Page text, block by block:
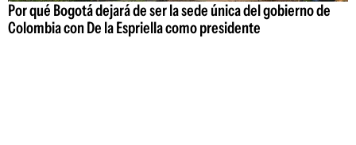
Por qué Bogotá dejará de ser la sede única del gobierno de
Colombia con De la Espriella como presidente